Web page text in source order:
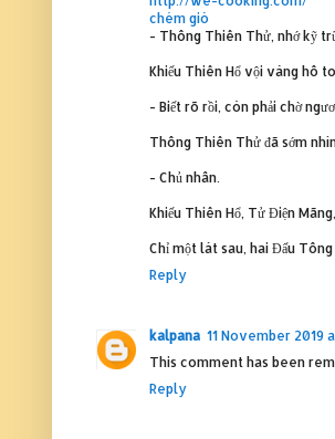
chém gió
- Thông Thiên Thử, nhớ kỹ
Khiếu Thiên Hổ vội vàng hô
- Biết rõ rồi, còn phải chờ
Thông Thiên Thử đã sớm
- Chủ nhân.
Khiếu Thiên Hổ, Tử Điện
Chỉ một lát sau, hai Đấu
Reply
kalpana 11 November 2019
This comment has been
Reply